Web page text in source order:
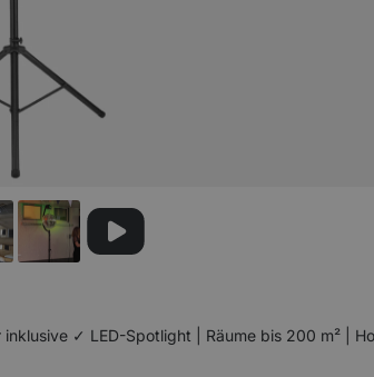
✓ LED-Spotlight | Räume bis 200 m² |